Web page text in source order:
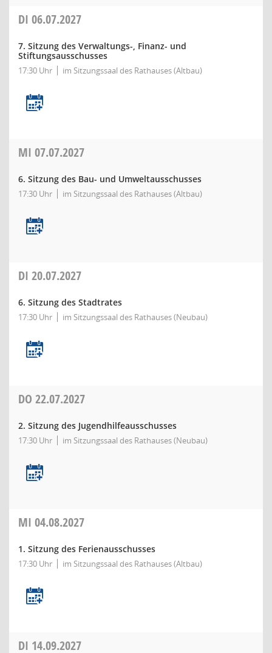
DI 06.07.2027
7. Sitzung des Verwaltungs-, Finanz- und
Stiftungsausschusses
17:30 Uhr im Sitzungssaal des Rathauses (Altbau)
MI 07.07.2027
6. Sitzung des Bau- und Umweltausschusses
17:30 Uhr im Sitzungssaal des Rathauses (Altbau)
DI 20.07.2027
6. Sitzung des Stadtrates
17:30 Uhr im Sitzungssaal des Rathauses (Neubau)
DO 22.07.2027
2. Sitzung des Jugendhilfeausschusses
17:30 Uhr im Sitzungssaal des Rathauses (Neubau)
MI 04.08.2027
1. Sitzung des Ferienausschusses
17:30 Uhr im Sitzungssaal des Rathauses (Altbau)
DI 14.09.2027